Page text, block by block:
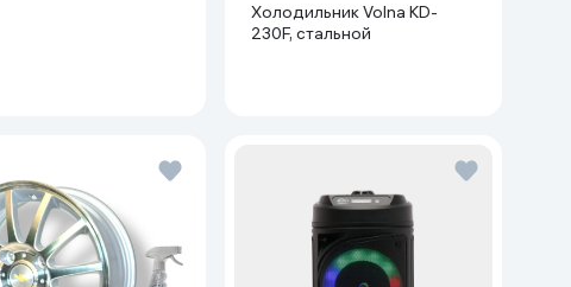
Холодильник Volna KD-
230F, стальной